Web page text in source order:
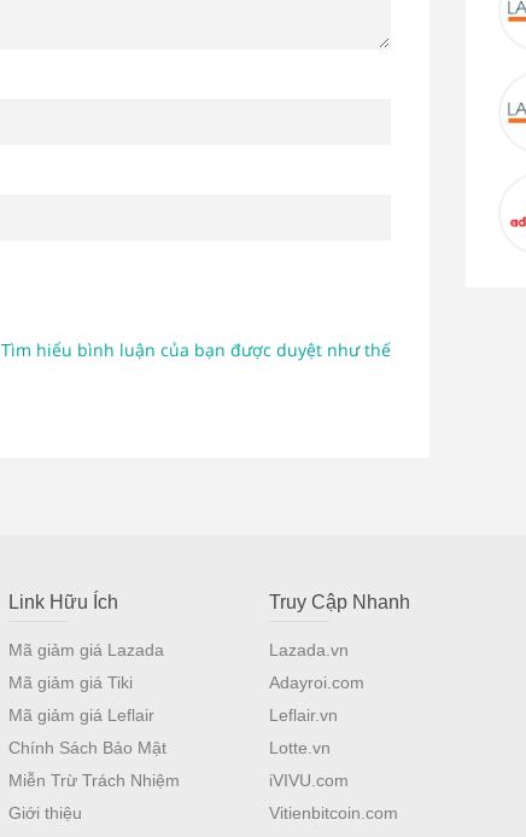
Tìm hiểu bình luận của bạn được duyệt như thế
Link Hữu Ích
Mã giảm giá Lazada
Mã giảm giá Tiki
Mã giảm giá Leflair
Chính Sách Bảo Mật
Miễn Trừ Trách Nhiệm
Giới thiệu
Truy Cập Nhanh
Lazada.vn
Adayroi.com
Leflair.vn
Lotte.vn
iVIVU.com
Vitienbitcoin.com